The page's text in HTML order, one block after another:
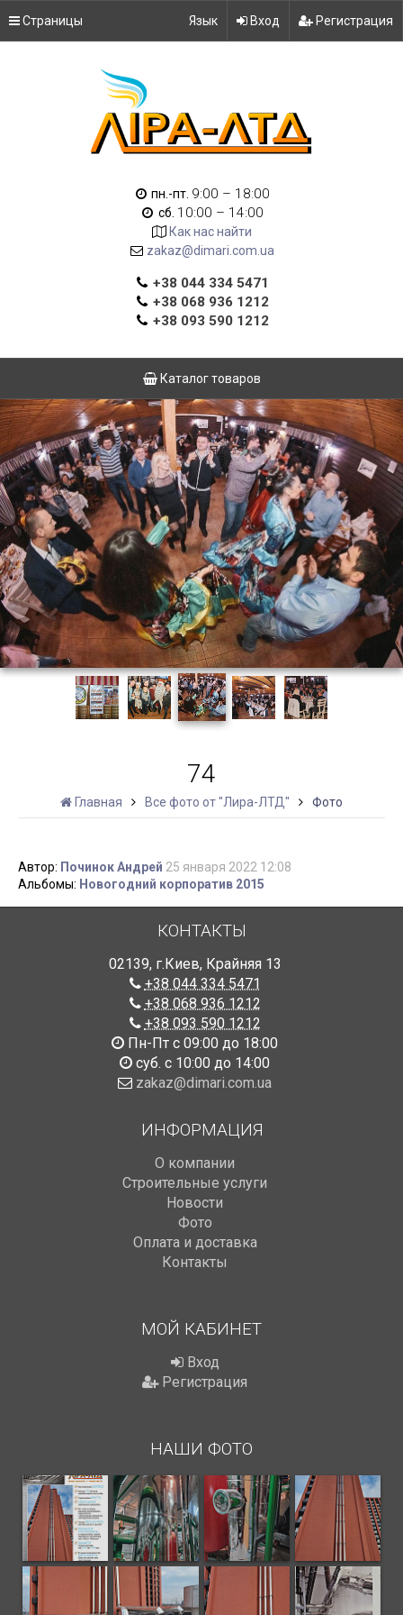
Страницы Язык Вход Регистрация
пн.-пт. 9:00 – 18:00
сб. 10:00 – 14:00
Как нас найти
zakaz@dimari.com.ua
+38 044 334 5471
+38 068 936 1212
+38 093 590 1212
Каталог товаров
74
Главная Все фото от "Лира-ЛТД" Фото
Автор: Починок Андрей 25 января 2022 12:08
Альбомы: Новогодний корпоратив 2015
КОНТАКТЫ
02139, г.Киев, Крайняя 13
+38 044 334 5471
+38 068 936 1212
+38 093 590 1212
Пн-Пт с 09:00 до 18:00
суб. с 10:00 до 14:00
zakaz@dimari.com.ua
ИНФОРМАЦИЯ
О компании
Строительные услуги
Новости
Фото
Оплата и доставка
Контакты
МОЙ КАБИНЕТ
Вход
Регистрация
НАШИ ФОТО